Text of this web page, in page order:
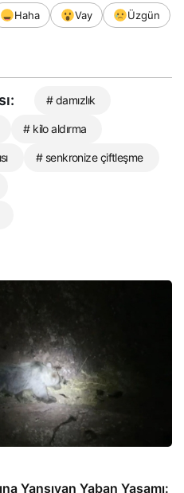
Haha Vay
Üzgün
# damızlık
# kilo aldırma
# senkronize çiftleşme
Yansıyan Yaban Yaşamı: